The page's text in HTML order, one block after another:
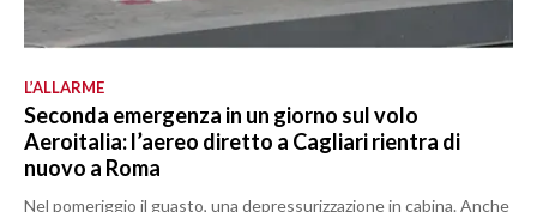
L’ALLARME
Seconda emergenza in un giorno sul volo
Aeroitalia: l’aereo diretto a Cagliari rientra di
nuovo a Roma
Nel pomeriggio il guasto, una depressurizzazione in cabina. Anche